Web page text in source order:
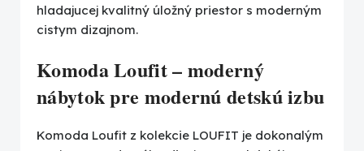
hladajucej kvalitný úložný priestor s moderným
cistym dizajnom.
Komoda Loufit – moderný
nábytok pre modernú detskú izbu
Komoda Loufit z kolekcie LOUFIT je dokonalým